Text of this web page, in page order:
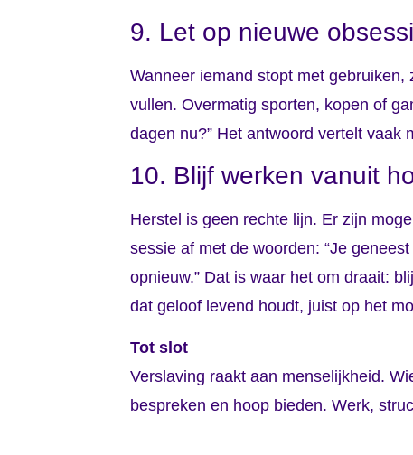
9. Let op nieuwe
Wanneer iemand stopt met
vullen. Overmatig sporten, kopen of
dagen nu?” Het antwoord vertelt vaak
10. Blijf werken vanuit
Herstel is geen rechte lijn. Er zijn
sessie af met de woorden: “Je
opnieuw.” Dat is waar het om draait:
dat geloof levend houdt, juist op het
Tot slot
Verslaving raakt aan menselijkheid.
bespreken en hoop bieden. Werk,